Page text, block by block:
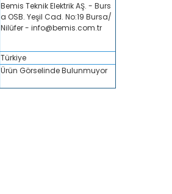
Bemis Teknik Elektrik AŞ. - Burs
a OSB. Yeşil Cad. No:19 Bursa/
Nilüfer - info@bemis.com.tr
Türkiye
Ürün Görselinde Bulunmuyor